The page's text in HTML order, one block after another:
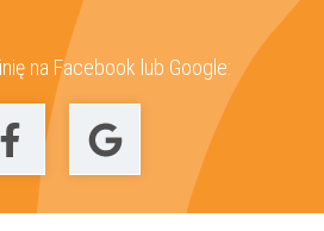
na Facebook lub Google: